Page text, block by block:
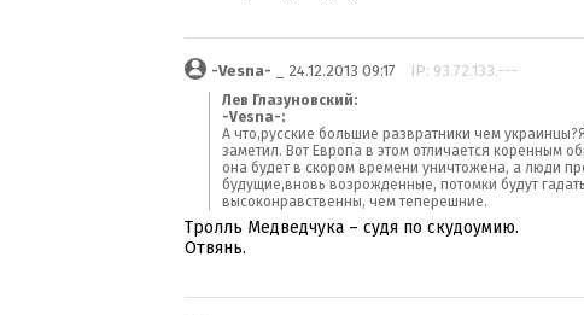
-Vesna- _ 24.12.2013 09:17 IP: 93.72.133.---
Лев Глазуновский:
-Vesna-:
А что,русские большие развратники чем
заметил. Вот Европа в этом отличается коренным
она будет в скором времени уничтожена, а люди
будущие,вновь возрожденные, потомки будут
высоконравственны, чем теперешние.
Тролль Медведчука – судя по скудоумию.
Отвянь.